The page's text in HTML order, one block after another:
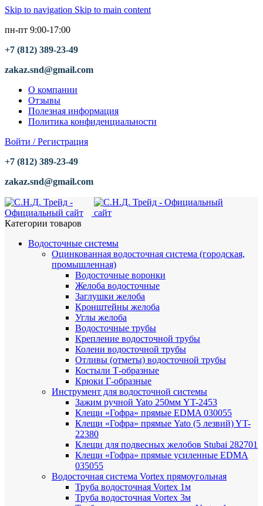
Skip to navigation Skip to main content
пн-пт 9:00-17:00
+7 (812) 389-23-49
zakaz.snd@gmail.com
О компании
Отзывы
Полезная информация
Политика конфиденциальности
Войти / Регистрация
+7 (812) 389-23-49
zakaz.snd@gmail.com
Категории товаров
Водосточные системы
Оцинкованная водосточная система (городская,
промышленная)
Водосточные воронки
Желоба водосточные
Заглушки желоба
Кронштейны желоба
Углы желоба
Водосточные трубы
Крепление водосточной трубы
Колени водосточной трубы
Отливы (отметы) водосточной трубы
Костыли Т-образные
Крюки Г-образные
Инструмент для водосточной системы
Зажим ручной Yato 250мм YT-2453
Клещи «Гофра» прямые EDMA 030055
Клещи «Гофра» прямые Yato (5 лезвий) YT-
22380
Клещи для подвесных желобов Stubai 282701
Клещи «Гофра» прямые усиленные EDMA
035055
Водосточная система Vortex прямоугольная
Труба водосточная Vortex 1м
Труба водосточная Vortex 3м